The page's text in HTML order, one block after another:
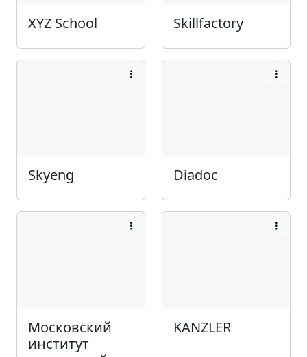
XYZ School Skillfactory
Skyeng Diadoc
Московский
институт
KANZLER